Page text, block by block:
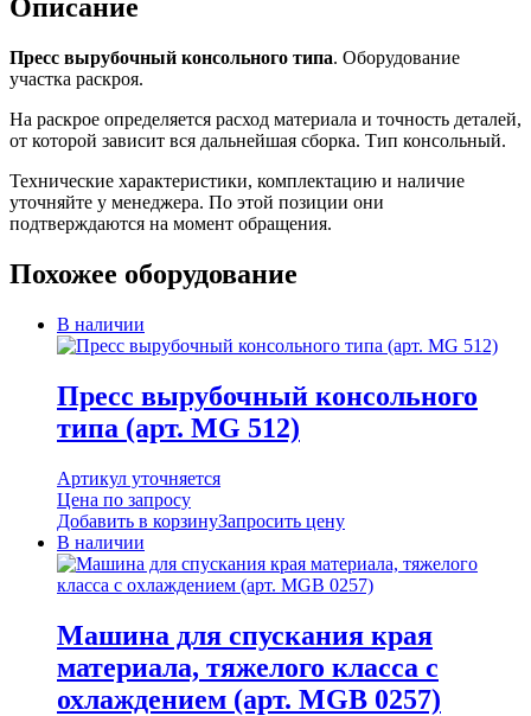
Описание
Пресс вырубочный консольного типа. Оборудование
участка раскроя.
На раскрое определяется расход материала и точность деталей,
от которой зависит вся дальнейшая сборка. Тип консольный.
Технические характеристики, комплектацию и наличие
уточняйте у менеджера. По этой позиции они
подтверждаются на момент обращения.
Похожее оборудование
В наличии
Пресс вырубочный консольного
типа (арт. MG 512)
Артикул уточняется
Цена по запросу
Добавить в корзинуЗапросить цену
В наличии
Машина для спускания края
материала, тяжелого класса с
охлаждением (арт. MGB 0257)